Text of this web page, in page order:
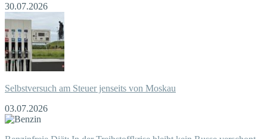
30.07.2026
Selbstversuch am Steuer jenseits von Moskau
03.07.2026